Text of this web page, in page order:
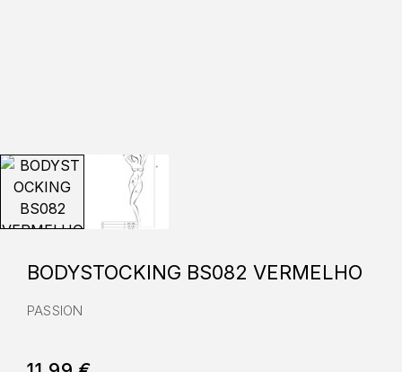
BODYSTOCKING BS082 VERMELHO
PASSION